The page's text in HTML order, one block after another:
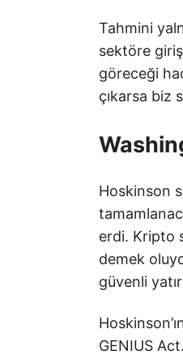
Tahmini
sektöre
göreceği
çıkarsa biz
Hoskinson
erdi. Kripto
demek
güvenli
GENIUS